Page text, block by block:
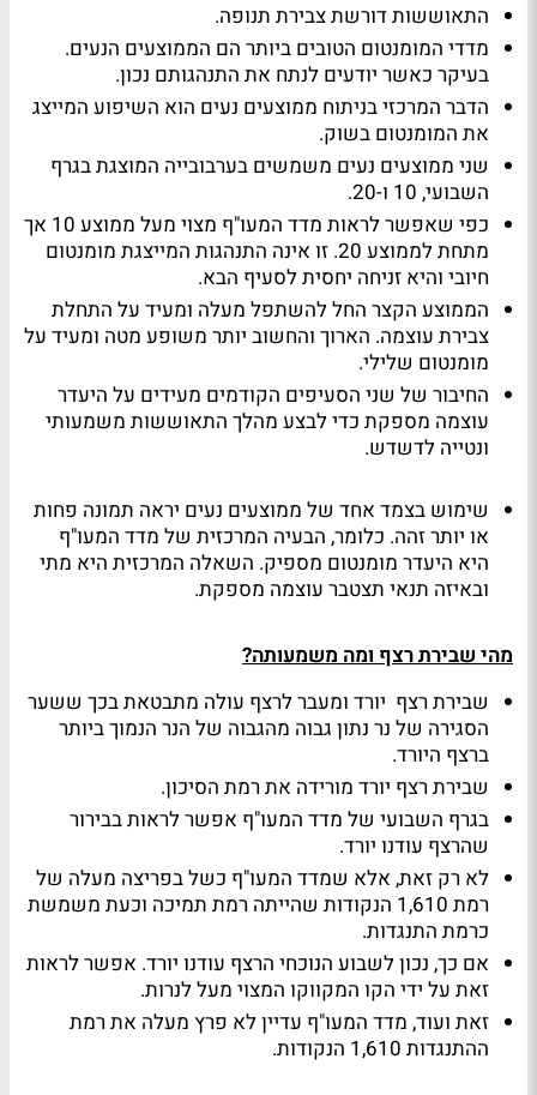
התאוששות דורשת צבירת תנופה.
מדדי המומנטום הטובים ביותר הם הממוצעים הנעים.
בעיקר כאשר יודעים לנתח את התנהגותם נכון.
הדבר המרכזי בניתוח ממוצעים נעים הוא השיפוע המייצג
את המומנטום בשוק.
שני ממוצעים נעים משמשים בערבובייה המוצגת בגרף
השבועי, 10 ו-20.
כפי שאפשר לראות מדד המעו"ף מצוי מעל ממוצע 10 אך
מתחת לממוצע 20. זו אינה התנהגות המייצגת מומנטום
חיובי והיא זניחה יחסית לסעיף הבא.
הממוצע הקצר החל להשתפל מעלה ומעיד על התחלת
צבירת עוצמה. הארוך והחשוב יותר משופע מטה ומעיד על
מומנטום שלילי.
החיבור של שני הסעיפים הקודמים מעידים על היעדר
עוצמה מספקת כדי לבצע מהלך התאוששות משמעותי
ונטייה לדשדש.
שימוש בצמד אחד של ממוצעים נעים יראה תמונה פחות
או יותר זהה. כלומר, הבעיה המרכזית של מדד המעו"ף
היא היעדר מומנטום מספיק. השאלה המרכזית היא מתי
ובאיזה תנאי תצטבר עוצמה מספקת.
מהי שבירת רצף ומה משמעותה?
שבירת רצף יורד ומעבר לרצף עולה מתבטאת בכך ששער
הסגירה של נר נתון גבוה מהגבוה של הנר הנמוך ביותר
ברצף היורד.
שבירת רצף יורד מורידה את רמת הסיכון.
בגרף השבועי של מדד המעו"ף אפשר לראות בבירור
שהרצף עודנו יורד.
לא רק זאת, אלא שמדד המעו"ף כשל בפריצה מעלה של
רמת 1,610 הנקודות שהייתה רמת תמיכה וכעת משמשת
כרמת התנגדות.
אם כך, נכון לשבוע הנוכחי הרצף עודנו יורד. אפשר לראות
זאת על ידי הקו המקווקו המצוי מעל לנרות.
זאת ועוד, מדד המעו"ף עדיין לא פרץ מעלה את רמת
ההתנגדות 1,610 הנקודות.